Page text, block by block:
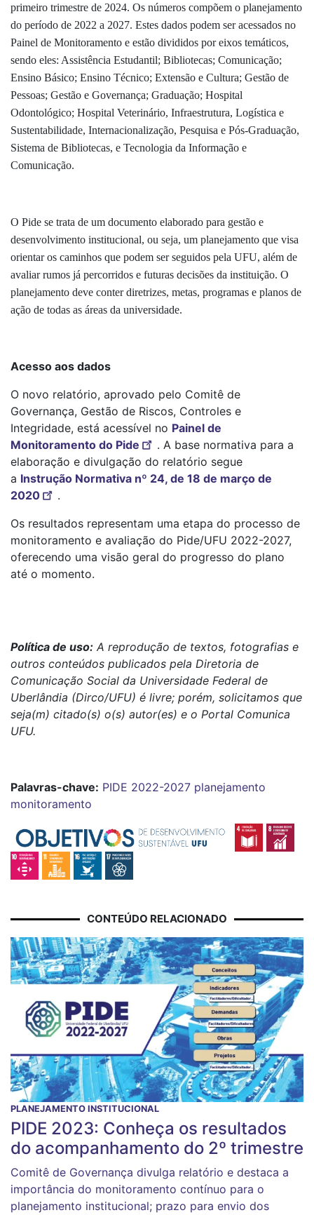
primeiro trimestre de 2024. Os números compõem o planejamento
do período de 2022 a 2027. Estes dados podem ser acessados no
Painel de Monitoramento e estão divididos por eixos temáticos,
sendo eles: Assistência Estudantil; Bibliotecas; Comunicação;
Ensino Básico; Ensino Técnico; Extensão e Cultura; Gestão de
Pessoas; Gestão e Governança; Graduação; Hospital
Odontológico; Hospital Veterinário, Infraestrutura, Logística e
Sustentabilidade, Internacionalização, Pesquisa e Pós-Graduação,
Sistema de Bibliotecas, e Tecnologia da Informação e
Comunicação.
O Pide se trata de um documento elaborado para gestão e
desenvolvimento institucional, ou seja, um planejamento que visa
orientar os caminhos que podem ser seguidos pela UFU, além de
avaliar rumos já percorridos e futuras decisões da instituição. O
planejamento deve conter diretrizes, metas, programas e planos de
ação de todas as áreas da universidade.
Acesso aos dados
O novo relatório, aprovado pelo Comitê de
Governança, Gestão de Riscos, Controles e
Integridade, está acessível no Painel de
Monitoramento do Pide
. A base normativa para a
elaboração e divulgação do relatório segue
a Instrução Normativa nº 24, de 18 de março de
2020
.
Os resultados representam uma etapa do processo de
monitoramento e avaliação do Pide/UFU 2022-2027,
oferecendo uma visão geral do progresso do plano
até o momento.
Política de uso: A reprodução de textos, fotografias e
outros conteúdos publicados pela Diretoria de
Comunicação Social da Universidade Federal de
Uberlândia (Dirco/UFU) é livre; porém, solicitamos que
seja(m) citado(s) o(s) autor(es) e o Portal Comunica
UFU.
Palavras-chave: PIDE 2022-2027 planejamento
monitoramento
CONTEÚDO RELACIONADO
PLANEJAMENTO INSTITUCIONAL
PIDE 2023: Conheça os resultados
do acompanhamento do 2º trimestre
Comitê de Governança divulga relatório e destaca a
importância do monitoramento contínuo para o
planejamento institucional; prazo para envio dos